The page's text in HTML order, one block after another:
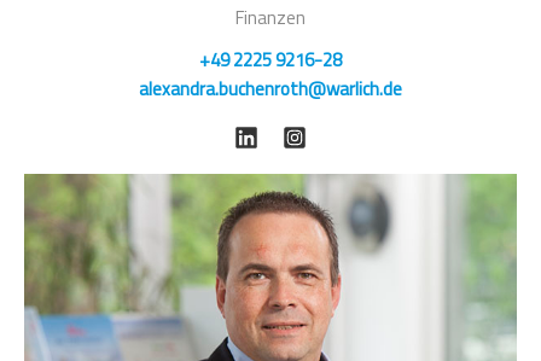
Finanzen
+49 2225 9216-28
alexandra.buchenroth@warlich.de